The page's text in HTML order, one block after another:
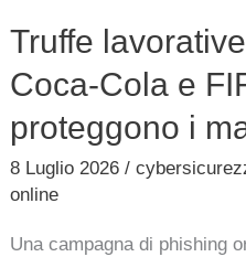
Truffe
Coca-Cola e
proteggono i
8 Luglio 2026/
online
Una campagna di phishing